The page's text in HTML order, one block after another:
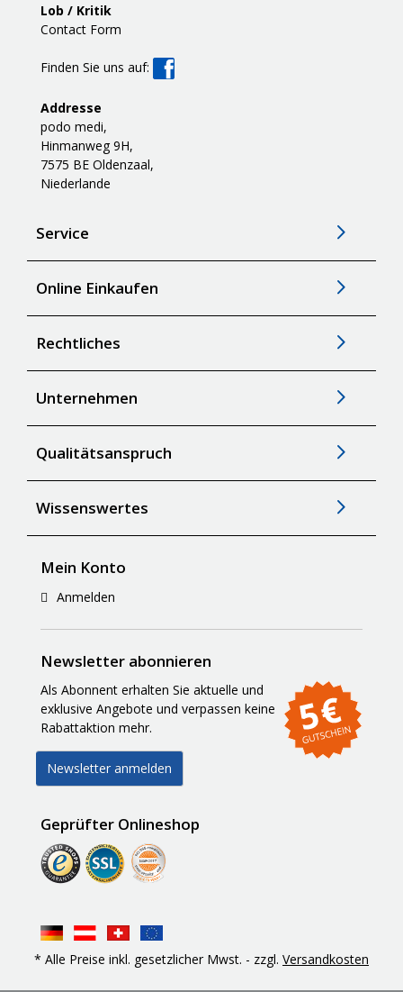
Lob / Kritik
Contact Form
Finden Sie uns auf:
Addresse
podo medi,
Hinmanweg 9H,
7575 BE Oldenzaal,
Niederlande
Service
Online Einkaufen
Rechtliches
Unternehmen
Qualitätsanspruch
Wissenswertes
Mein Konto
Anmelden
Newsletter abonnieren
Als Abonnent erhalten Sie aktuelle und
exklusive Angebote und verpassen keine
Rabattaktion mehr.
Newsletter anmelden
Geprüfter Onlineshop
* Alle Preise inkl. gesetzlicher Mwst. - zzgl. Versandkosten